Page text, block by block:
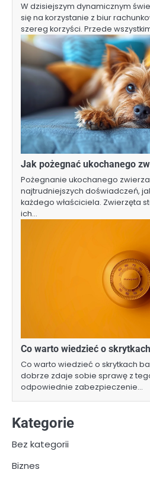
W dzisiejszym dynamicznym
się na korzystanie z biur
szereg korzyści. Przede
Jak pożegnać ukochanego
Pożegnanie ukochanego
najtrudniejszych doświadczeń,
każdego właściciela. Zwierzęta
ich…
Co warto wiedzieć o
Co warto wiedzieć o skrytkach
dobrze zdaje sobie sprawę z
odpowiednie zabezpieczenie…
Kategorie
Bez kategorii
Biznes